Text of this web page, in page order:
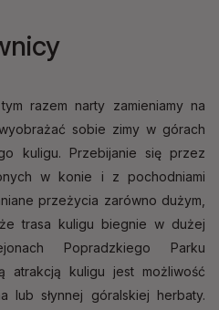
razem narty zamieniamy na
sobie zimy w górach
kuligu. Przebijanie się przez
w konie i z pochodniami
przeżycia zarówno dużym,
trasa kuligu biegnie w dużej
Popradzkiego Parku
atrakcją kuligu jest możliwość
lub słynnej góralskiej herbaty.